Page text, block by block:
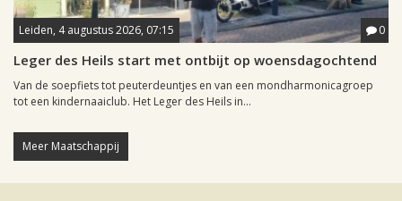
Leiden, 4 augustus 2026, 07:15 0
Leger des Heils start met ontbijt op woensdagochtend
Van de soepfiets tot peuterdeuntjes en van een mondharmonicagroep
tot een kindernaaiclub. Het Leger des Heils in...
Meer Maatschappij